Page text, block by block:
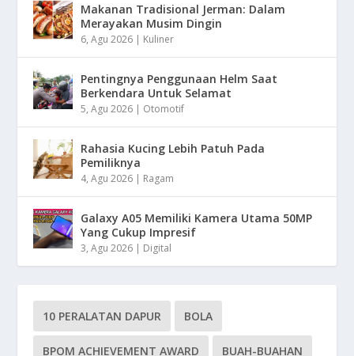
Makanan Tradisional Jerman: Dalam
Merayakan Musim Dingin
6, Agu 2026 | Kuliner
Pentingnya Penggunaan Helm Saat
Berkendara Untuk Selamat
5, Agu 2026 | Otomotif
Rahasia Kucing Lebih Patuh Pada
Pemiliknya
4, Agu 2026 | Ragam
Galaxy A05 Memiliki Kamera Utama 50MP
Yang Cukup Impresif
3, Agu 2026 | Digital
10 PERALATAN DAPUR BOLA
BPOM ACHIEVEMENT AWARD BUAH-BUAHAN